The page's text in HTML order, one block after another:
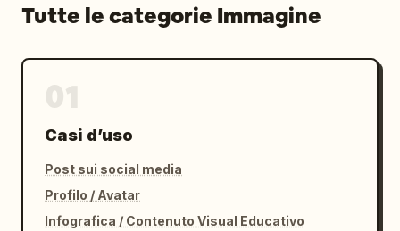
Tutte le categorie Immagine
Casi d’uso
Post sui social media
Profilo / Avatar
Infografica / Contenuto Visual Educativo